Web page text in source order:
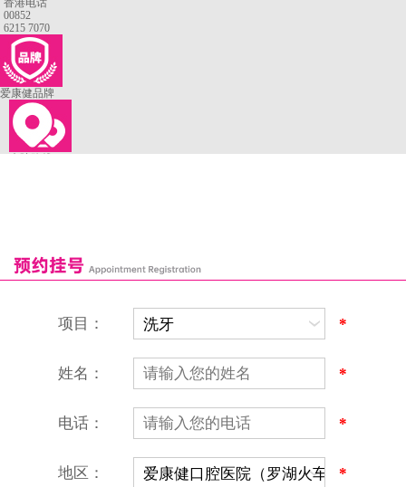
香港电话
00852
6215 7070
爱康健品牌
恒乐口腔诊所
富港口腔诊所
项目： *
姓名： *
电话： *
地区： *